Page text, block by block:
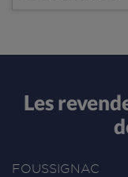
Les
FOUSSIGNAC